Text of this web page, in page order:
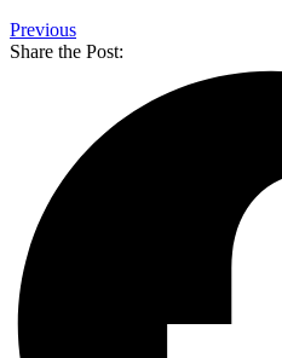
Previous
Share the Post: